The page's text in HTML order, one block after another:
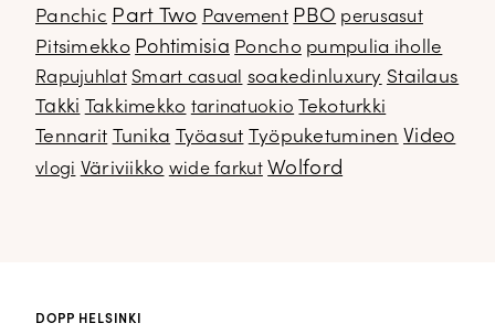
Panchic Part Two Pavement PBO perusasut
Pitsimekko Pohtimisia Poncho pumpulia iholle
Rapujuhlat Smart casual soakedinluxury Stailaus
Takki
Takkimekko tarinatuokio
Tekoturkki
Tennarit
Tunika Työasut Työpuketuminen Video
vlogi Väriviikko wide farkut Wolford
DOPP HELSINKI